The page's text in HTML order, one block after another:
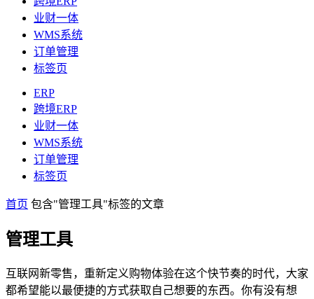
业财一体
WMS系统
订单管理
标签页
ERP
跨境ERP
业财一体
WMS系统
订单管理
标签页
首页 包含"管理工具"标签的文章
管理工具
互联网新零售，重新定义购物体验在这个快节奏的时代，大家
都希望能以最便捷的方式获取自己想要的东西。你有没有想